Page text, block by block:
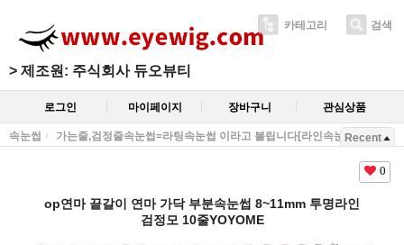
> 제조원: 주식회사 듀오뷰티
카테고리 검색
로그인 마이페이지 장바구니 관심상품
속눈썹 가는줄,검정줄속눈썹=라팅속눈썹 이라고 불립니다[라인속눈썹]Recent
0
op연마 끝갈이 연마 가닥 부분속눈썹 8~11mm 투명라인
검정모 10줄YOYOME